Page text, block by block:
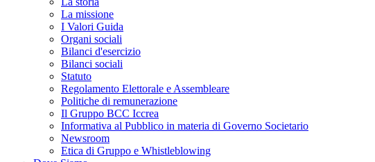
La missione
I Valori Guida
Organi sociali
Bilanci d'esercizio
Bilanci sociali
Statuto
Regolamento Elettorale e Assembleare
Politiche di remunerazione
Il Gruppo BCC Iccrea
Informativa al Pubblico in materia di Governo Societario
Newsroom
Etica di Gruppo e Whistleblowing